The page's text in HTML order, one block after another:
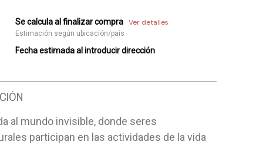
Se calcula al finalizar compra Ver detalles
Estimación según ubicación/país
Fecha estimada al introducir dirección
al mundo invisible, donde seres
participan en las actividades de la vida